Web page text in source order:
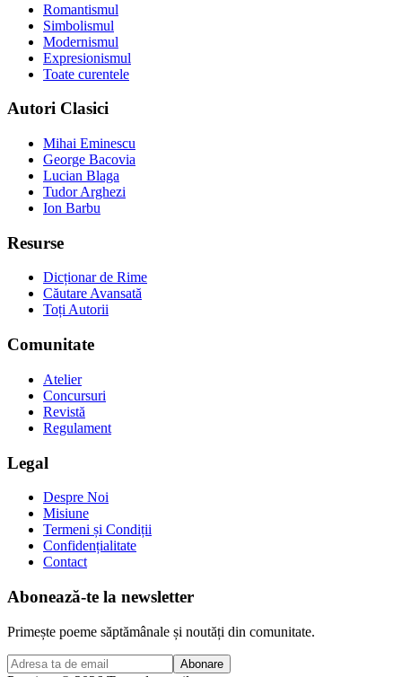
Romantismul
Simbolismul
Modernismul
Expresionismul
Toate curentele
Autori Clasici
Mihai Eminescu
George Bacovia
Lucian Blaga
Tudor Arghezi
Ion Barbu
Resurse
Dicționar de Rime
Căutare Avansată
Toți Autorii
Comunitate
Atelier
Concursuri
Revistă
Regulament
Legal
Despre Noi
Misiune
Termeni și Condiții
Confidențialitate
Contact
Abonează-te la newsletter
Primește poeme săptămânale și noutăți din comunitate.
Abonare